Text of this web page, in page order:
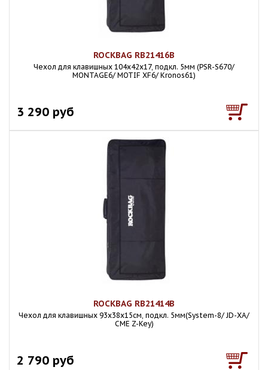
ROCKBAG RB21416B
Чехол для клавишных 104х42х17, подкл. 5мм (PSR-S670/
MONTAGE6/ MOTIF XF6/ Kronos61)
3 290 руб
ROCKBAG RB21414B
Чехол для клавишных 93х38х15см, подкл. 5мм(System-8/ JD-XA/
CME Z-Key)
2 790 руб